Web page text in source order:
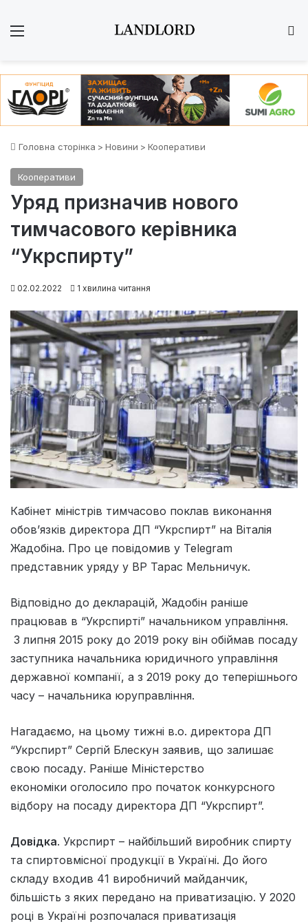
Головна сторінка > Новини > Кооперативи
Кооперативи
Уряд призначив нового
тимчасового керівника
“Укрспирту”
02.02.2022 1 хвилина читання
Кабінет міністрів тимчасово поклав виконання
обов’язків директора ДП “Укрспирт” на Віталія
Жадобіна. Про це повідомив у Telegram
представник уряду у ВР Тарас Мельничук.
Відповідно до декларацій, Жадобін раніше
працював в “Укрспирті” начальником управління.
З липня 2015 року до 2019 року він обіймав посаду
заступника начальника юридичного управління
державної компанії, а з 2019 року до теперішнього
часу – начальника юруправління.
Нагадаємо, на цьому тижні в.о. директора ДП
“Укрспирт” Сергій Блескун заявив, що залишає
свою посаду. Раніше Міністерство
економіки оголосило про початок конкурсного
відбору на посаду директора ДП “Укрспирт”.
Довідка. Укрспирт – найбільший виробник спирту
та спиртовмісної продукції в Україні. До його
складу входив 41 виробничий майданчик,
більшість з яких передано на приватизацію. У 2020
році в Україні розпочалася приватизація